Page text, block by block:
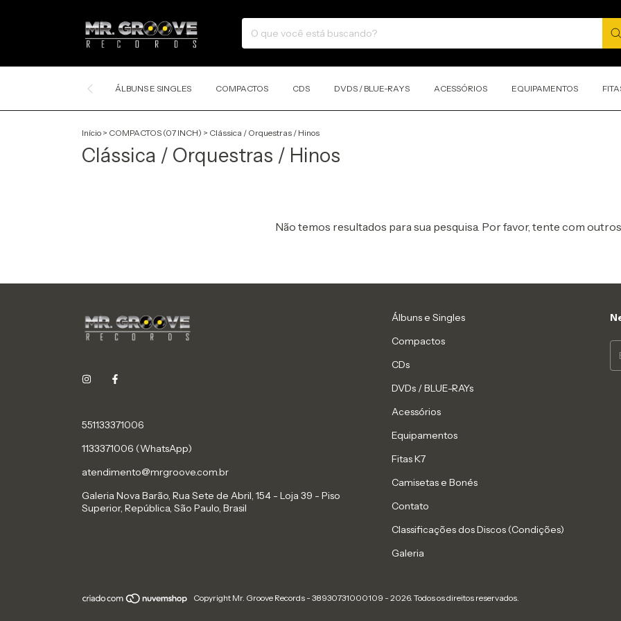
ÁLBUNS E SINGLES COMPACTOS CDS DVDS / BLUE-RAYS ACESSÓRIOS EQUIPAMENTOS
Início > COMPACTOS (07 INCH) > Clássica / Orquestras / Hinos
Clássica / Orquestras / Hinos
Não temos resultados para sua pesquisa. Por favor, tente com
551133371006
1133371006 (WhatsApp)
atendimento@mrgroove.com.br
Galeria Nova Barão, Rua Sete de Abril, 154 - Loja 39 - Piso
Superior, República, São Paulo, Brasil
Álbuns e Singles
Compactos
CDs
DVDs / BLUE-RAYs
Acessórios
Equipamentos
Fitas K7
Camisetas e Bonés
Contato
Classificações dos Discos (Condições)
Galeria
Copyright Mr. Groove Records - 38930731000109 - 2026. Todos os direitos reservados.